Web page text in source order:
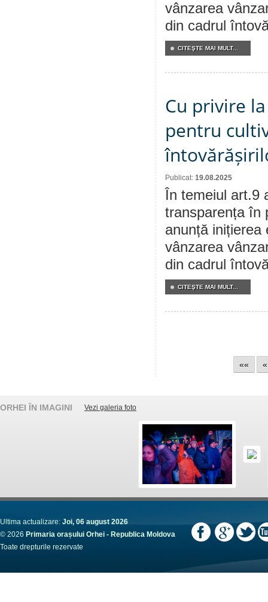
vânzarea
din cadrul
CITEŞTE MAI MULT...
Cu privire
pentru
Publicat: 19.08.2025
În temeiul art.9
transparența în
anunță inițierea
vânzarea
din cadrul
CITEŞTE MAI MULT...
«« «
ORHEI ÎN IMAGINI Vezi galeria foto
Ultima actualizare: Joi, 06 august 2026
© 2026 Primaria orașului Orhei - Republica Moldova
Toate drepturile rezervate